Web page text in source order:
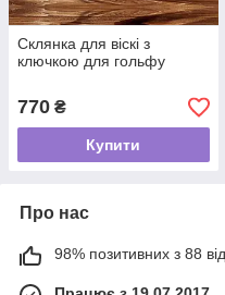
Склянка для віскі з
ключкою для гольфу
770 ₴
Купити
Про нас
98% позитивних з 88